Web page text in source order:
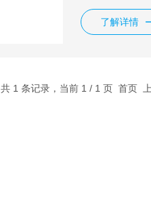
出物料。
了解详情
共 1 条记录，当前 1 / 1 页 首页